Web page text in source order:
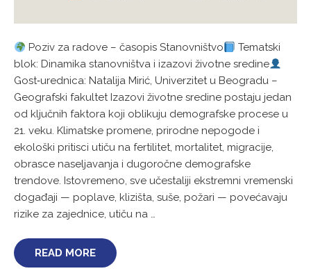
Poziv za radove – časopis Stanovništvo
Tematski
blok: Dinamika stanovništva i izazovi životne sredine
Gost‑urednica: Natalija Mirić, Univerzitet u Beogradu –
Geografski fakultet Izazovi životne sredine postaju jedan
od ključnih faktora koji oblikuju demografske procese u
21. veku. Klimatske promene, prirodne nepogode i
ekološki pritisci utiču na fertilitet, mortalitet, migracije,
obrasce naseljavanja i dugoročne demografske
trendove. Istovremeno, sve učestaliji ekstremni vremenski
događaji — poplave, klizišta, suše, požari — povećavaju
rizike za zajednice, utiču na …
READ MORE